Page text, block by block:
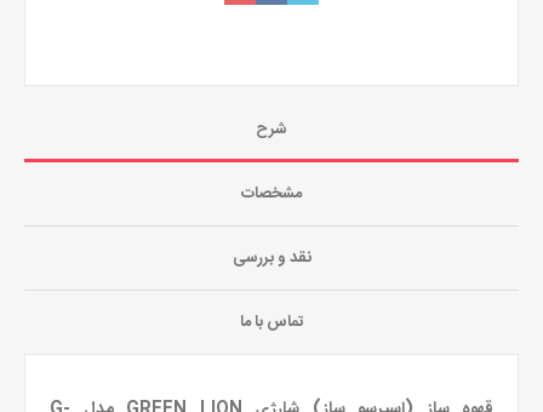
شرح
مشخصات
نقد و بررسی
تماس با ما